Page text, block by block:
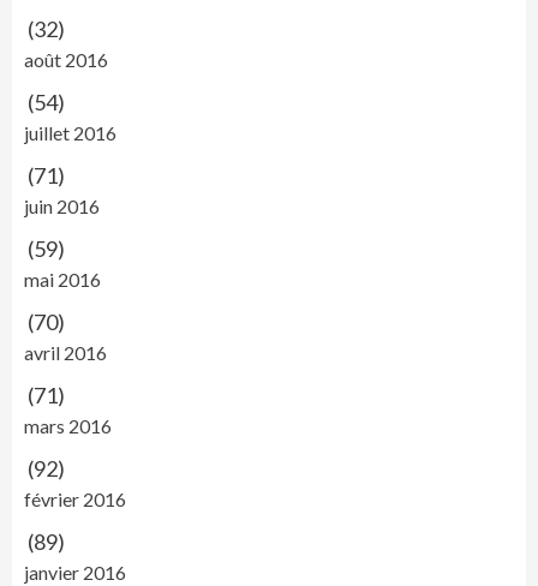
(32)
août 2016
(54)
juillet 2016
(71)
juin 2016
(59)
mai 2016
(70)
avril 2016
(71)
mars 2016
(92)
février 2016
(89)
janvier 2016